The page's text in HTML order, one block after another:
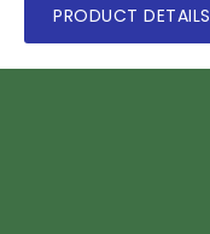
PRODUCT DETAILS